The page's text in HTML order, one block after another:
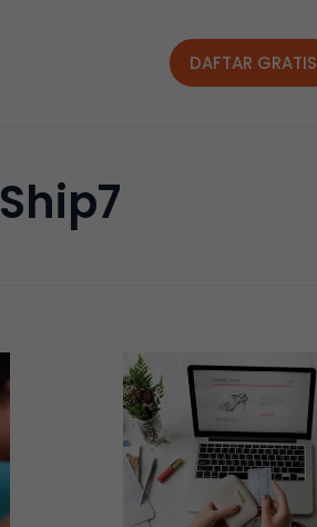
DAFTAR GRATIS
Ship7